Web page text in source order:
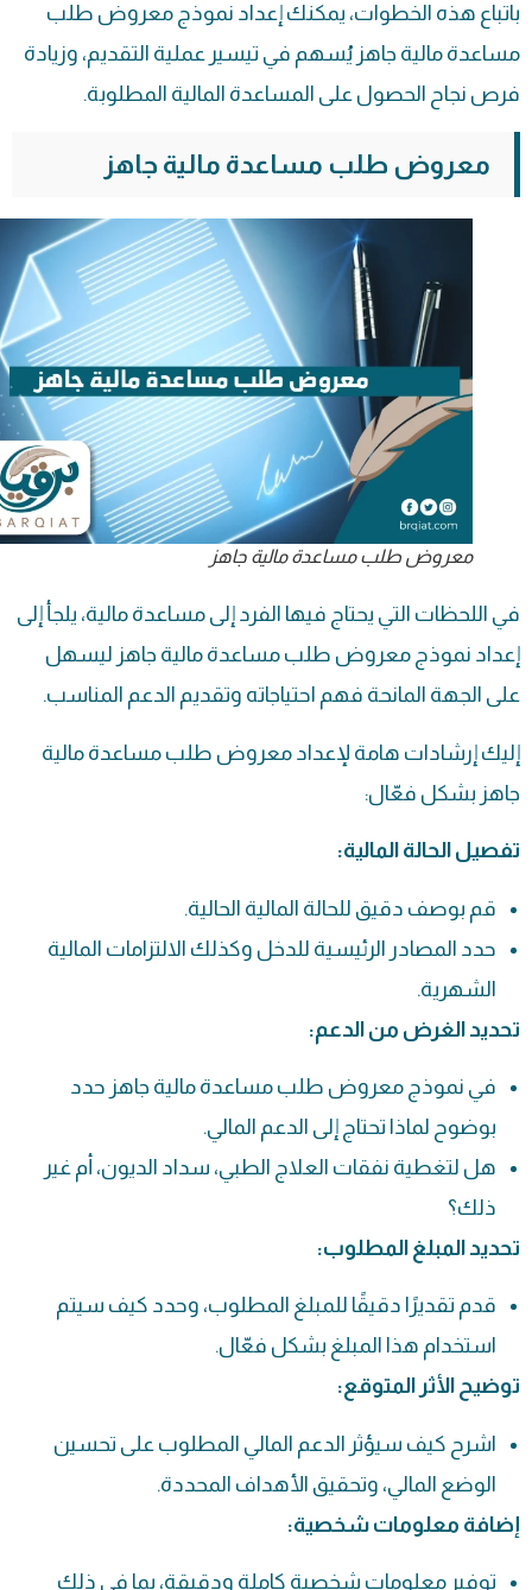
باتباع هذه الخطوات، يمكنك إعداد نموذج معروض طلب
مساعدة مالية جاهز يُسهم في تيسير عملية التقديم، وزيادة
فرص نجاح الحصول على المساعدة المالية المطلوبة.
معروض طلب مساعدة مالية جاهز
معروض طلب مساعدة مالية جاهز
في اللحظات التي يحتاج فيها الفرد إلى مساعدة مالية، يلجأ إلى
إعداد نموذج معروض طلب مساعدة مالية جاهز ليسهل
على الجهة المانحة فهم احتياجاته وتقديم الدعم المناسب.
إليك إرشادات هامة لإعداد معروض طلب مساعدة مالية
جاهز بشكل فعّال:
تفصيل الحالة المالية:
قم بوصف دقيق للحالة المالية الحالية.
حدد المصادر الرئيسية للدخل وكذلك الالتزامات المالية
الشهرية.
تحديد الغرض من الدعم:
في نموذج معروض طلب مساعدة مالية جاهز حدد
بوضوح لماذا تحتاج إلى الدعم المالي.
هل لتغطية نفقات العلاج الطبي، سداد الديون، أم غير
ذلك؟
تحديد المبلغ المطلوب:
قدم تقديرًا دقيقًا للمبلغ المطلوب، وحدد كيف سيتم
استخدام هذا المبلغ بشكل فعّال.
توضيح الأثر المتوقع:
اشرح كيف سيؤثر الدعم المالي المطلوب على تحسين
الوضع المالي، وتحقيق الأهداف المحددة.
إضافة معلومات شخصية:
توفير معلومات شخصية كاملة ودقيقة، بما في ذلك